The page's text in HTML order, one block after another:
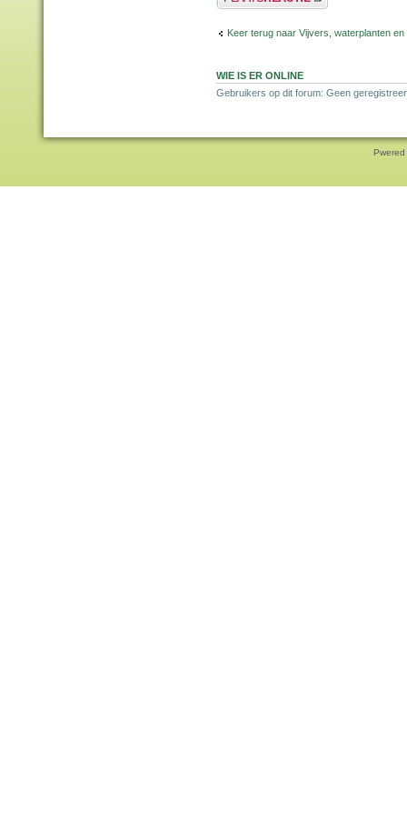
Keer terug naar Vijvers, waterplanten en
WIE IS ER ONLINE
Gebruikers op dit forum: Geen